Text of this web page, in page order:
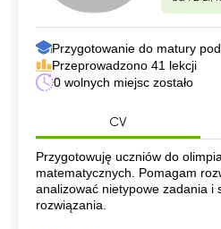
Przygotowanie do matury
Przeprowadzono 41 lekcji
0 wolnych miejsc zostało
CV
CV
Przygotowuję uczniów do
matematycznych. Pomagam
analizować nietypowe zadania i
rozwiązania.